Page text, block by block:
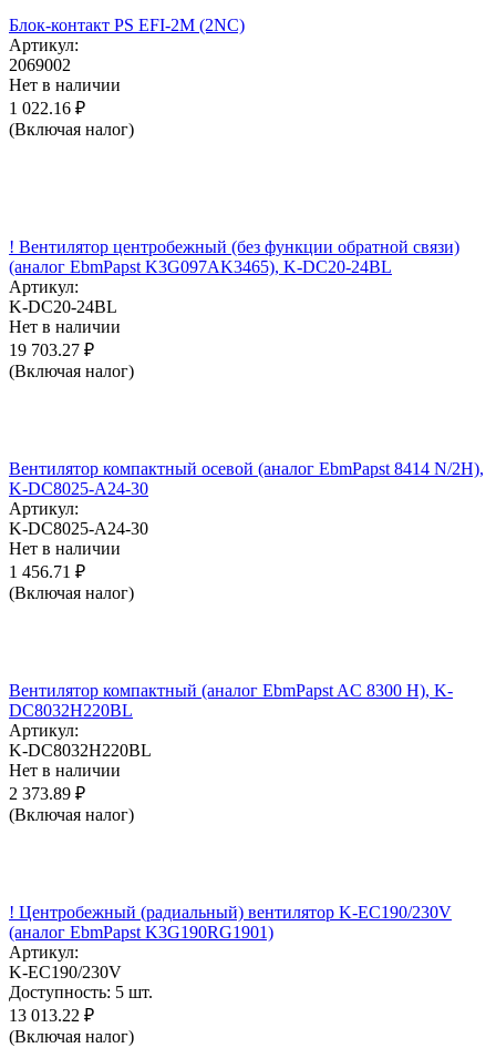
Блок-контакт PS EFI-2M (2NC)
Артикул:
2069002
Нет в наличии
1 022.16 ₽
(Включая налог)
! Вентилятор центробежный (без функции обратной связи)
(аналог EbmPapst K3G097AK3465), K-DC20-24BL
Артикул:
K-DC20-24BL
Нет в наличии
19 703.27 ₽
(Включая налог)
Вентилятор компактный осевой (аналог EbmPapst 8414 N/2H),
K-DC8025-A24-30
Артикул:
K-DC8025-A24-30
Нет в наличии
1 456.71 ₽
(Включая налог)
Вентилятор компактный (аналог EbmPapst AC 8300 H), K-
DC8032H220BL
Артикул:
K-DC8032H220BL
Нет в наличии
2 373.89 ₽
(Включая налог)
! Центробежный (радиальный) вентилятор K-EC190/230V
(аналог EbmPapst K3G190RG1901)
Артикул:
K-EC190/230V
Доступность: 5 шт.
13 013.22 ₽
(Включая налог)